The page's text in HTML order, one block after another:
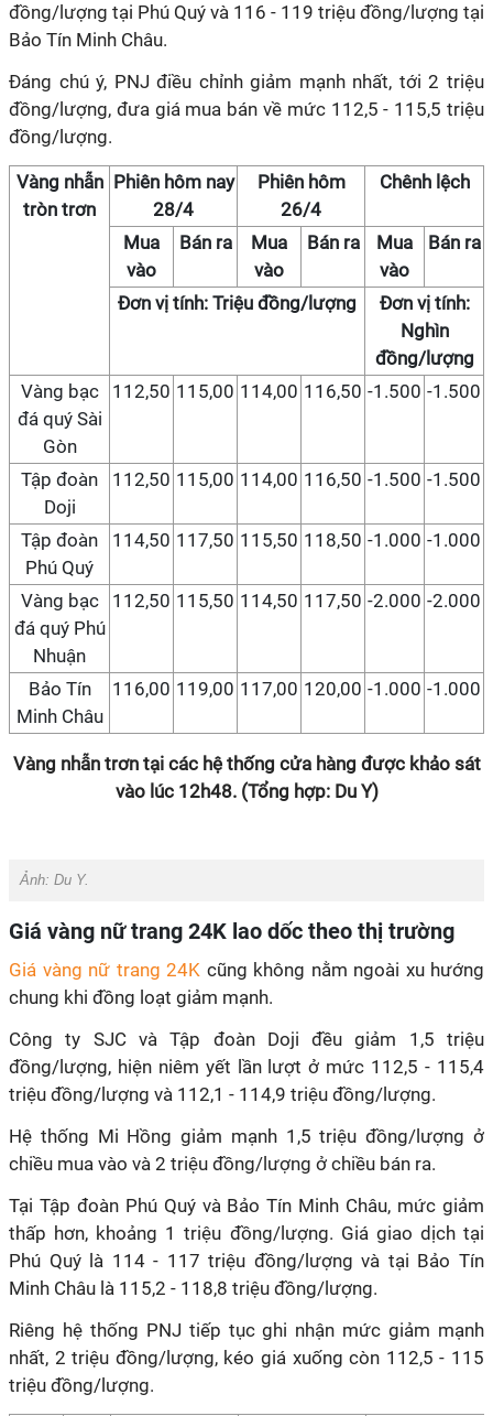
đồng/lượng tại Phú Quý và 116 - 119 triệu đồng/lượng tại
Bảo Tín Minh Châu.
Đáng chú ý, PNJ điều chỉnh giảm mạnh nhất, tới 2 triệu
đồng/lượng, đưa giá mua bán về mức 112,5 - 115,5 triệu
đồng/lượng.
Vàng nhẫn
tròn trơn
Phiên hôm nay
28/4
Phiên hôm
26/4
Chênh lệch
Mua
vào
Bán ra
Mua
vào
Bán ra
Mua
vào
Bán ra
Đơn vị tính: Triệu đồng/lượng
Đơn vị tính:
Nghìn
đồng/lượng
Vàng bạc
đá quý Sài
Gòn
112,50 115,00 114,00 116,50 -1.500 -1.500
Tập đoàn
Doji
112,50 115,00 114,00 116,50 -1.500 -1.500
Tập đoàn
Phú Quý
114,50 117,50 115,50 118,50 -1.000 -1.000
Vàng bạc
đá quý Phú
Nhuận
112,50 115,50 114,50 117,50 -2.000 -2.000
Bảo Tín
Minh Châu
116,00 119,00 117,00 120,00 -1.000 -1.000
Vàng nhẫn trơn tại các hệ thống cửa hàng được khảo sát
vào lúc 12h48. (Tổng hợp: Du Y)
Ảnh: Du Y.
Giá vàng nữ trang 24K lao dốc theo thị trường
Giá vàng nữ trang 24K cũng không nằm ngoài xu hướng
chung khi đồng loạt giảm mạnh.
Công ty SJC và Tập đoàn Doji đều giảm 1,5 triệu
đồng/lượng, hiện niêm yết lần lượt ở mức 112,5 - 115,4
triệu đồng/lượng và 112,1 - 114,9 triệu đồng/lượng.
Hệ thống Mi Hồng giảm mạnh 1,5 triệu đồng/lượng ở
chiều mua vào và 2 triệu đồng/lượng ở chiều bán ra.
Tại Tập đoàn Phú Quý và Bảo Tín Minh Châu, mức giảm
thấp hơn, khoảng 1 triệu đồng/lượng. Giá giao dịch tại
Phú Quý là 114 - 117 triệu đồng/lượng và tại Bảo Tín
Minh Châu là 115,2 - 118,8 triệu đồng/lượng.
Riêng hệ thống PNJ tiếp tục ghi nhận mức giảm mạnh
nhất, 2 triệu đồng/lượng, kéo giá xuống còn 112,5 - 115
triệu đồng/lượng.